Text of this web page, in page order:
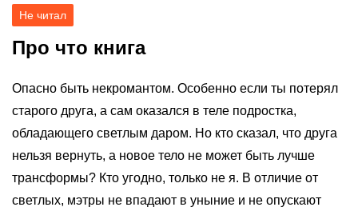
Не читал
Про что книга
Опасно быть некромантом. Особенно если ты потерял
старого друга, а сам оказался в теле подростка,
обладающего светлым даром. Но кто сказал, что друга
нельзя вернуть, а новое тело не может быть лучше
трансформы? Кто угодно, только не я. В отличие от
светлых, мэтры не впадают в уныние и не опускают